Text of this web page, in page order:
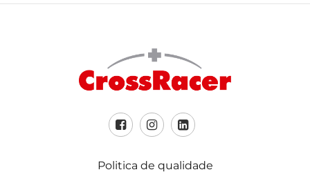
Politica de qualidade